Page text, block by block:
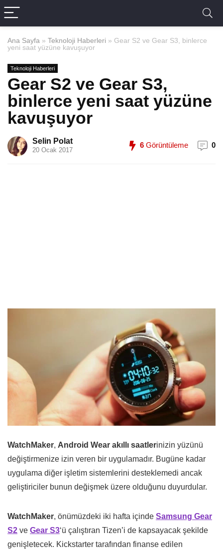
Ana Sayfa » Teknoloji Haberleri » Gear S2 ve Gear S3, binlerce
yeni saat yüzüne kavuşuyor
Teknoloji Haberleri
Gear S2 ve Gear S3,
binlerce yeni saat yüzüne
kavuşuyor
Selin Polat
20 Ocak 2017
6 Görüntüleme 0
WatchMaker, Android Wear akıllı saatlerinizin yüzünü
değiştirmenize izin veren bir uygulamadır. Bugüne kadar
uygulama diğer işletim sistemlerini desteklemedi ancak
geliştiriciler bunun değişmek üzere olduğunu duyurdular.
WatchMaker, önümüzdeki iki hafta içinde Samsung Gear
S2 ve Gear S3‘ü çalıştıran Tizen’i de kapsayacak şekilde
genişletecek. Kickstarter tarafından finanse edilen